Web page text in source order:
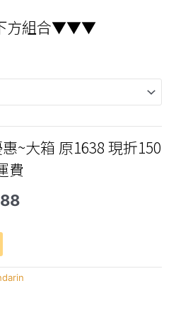
方組合▼▼▼
~大箱 原1638 現折150
費
。
目
前